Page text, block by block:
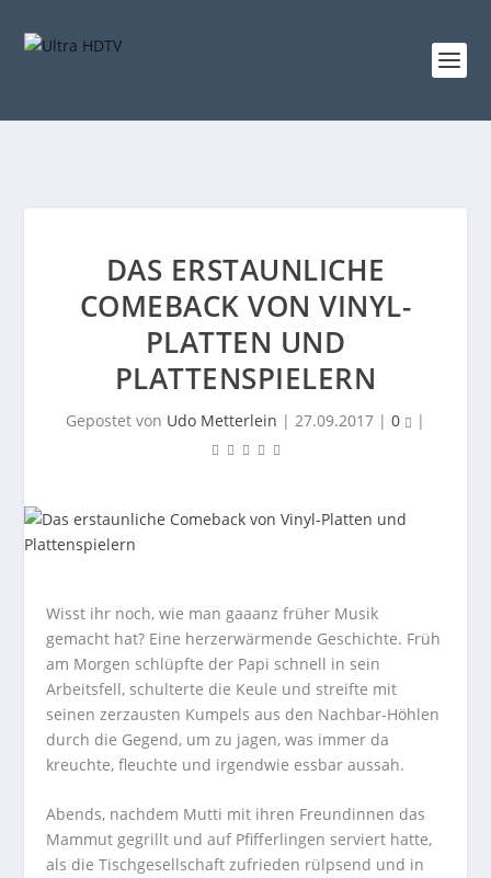
DAS ERSTAUNLICHE
COMEBACK VON VINYL-
PLATTEN UND
PLATTENSPIELERN
Gepostet von Udo Metterlein | 27.09.2017 | 0 |
Wisst ihr noch, wie man gaaanz früher Musik
gemacht hat? Eine herzerwärmende Geschichte. Früh
am Morgen schlüpfte der Papi schnell in sein
Arbeitsfell, schulterte die Keule und streifte mit
seinen zerzausten Kumpels aus den Nachbar-Höhlen
durch die Gegend, um zu jagen, was immer da
kreuchte, fleuchte und irgendwie essbar aussah.
Abends, nachdem Mutti mit ihren Freundinnen das
Mammut gegrillt und auf Pfifferlingen serviert hatte,
als die Tischgesellschaft zufrieden rülpsend und in